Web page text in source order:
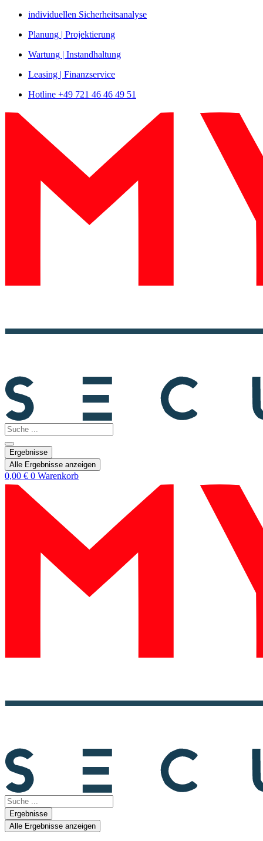
Zum
springen
individuellen Sicherheitsanalyse
Planung | Projektierung
Wartung | Instandhaltung
Leasing | Finanzservice
Hotline +49 721 46 46 49 51
Search
...
Ergebnisse
Alle Ergebnisse anzeigen
0,00 € 0 Warenkorb
Search
...Ergebnisse
Alle Ergebnisse anzeigen